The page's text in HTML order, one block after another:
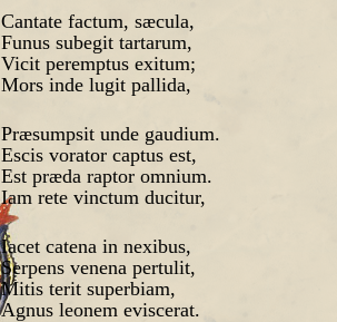
Cantate factum, sæcula,
Funus subegit tartarum,
Vicit peremptus exitum;
Mors inde lugit pallida,
Præsumpsit unde gaudium.
Escis vorator captus est,
Est præda raptor omnium.
Iam rete vinctum ducitur,
Iacet catena in nexibus,
Serpens venena pertulit,
Mitis terit superbiam,
Agnus leonem eviscerat.